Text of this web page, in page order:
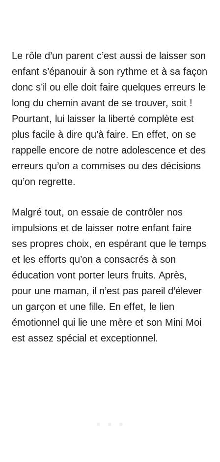
Le rôle d’un parent c’est aussi de laisser son
enfant s’épanouir à son rythme et à sa façon
donc s’il ou elle doit faire quelques erreurs le
long du chemin avant de se trouver, soit !
Pourtant, lui laisser la liberté complète est
plus facile à dire qu’à faire. En effet, on se
rappelle encore de notre adolescence et des
erreurs qu’on a commises ou des décisions
qu’on regrette.
Malgré tout, on essaie de contrôler nos
impulsions et de laisser notre enfant faire
ses propres choix, en espérant que le temps
et les efforts qu’on a consacrés à son
éducation vont porter leurs fruits. Après,
pour une maman, il n’est pas pareil d’élever
un garçon et une fille. En effet, le lien
émotionnel qui lie une mère et son Mini Moi
est assez spécial et exceptionnel.